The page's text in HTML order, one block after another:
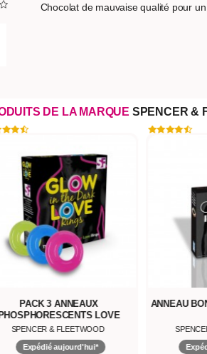
Chocolat de mauvaise qualité pour
DE LA MARQUE SPENCER &
PACK 3 ANNEAUX
LOVE
RINGS
SPENCER & FLEETWOOD
Expédié aujourd'hui*
ANNEAU